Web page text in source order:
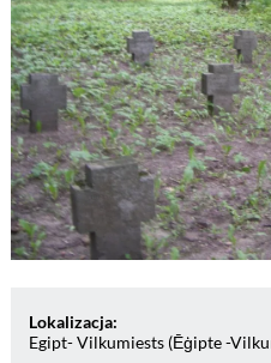
Lokalizacja:
Egipt- Vilkumiests (Ēģipte -